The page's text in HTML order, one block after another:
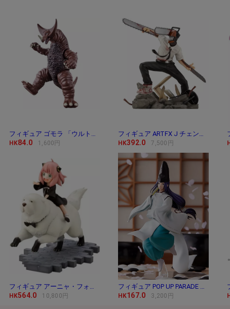
Letao 保有所有變更、修改或提
HK84.0 1,600円 HK392.0 7,500円
HK564.0 10,800円 HK167.0 3,200円